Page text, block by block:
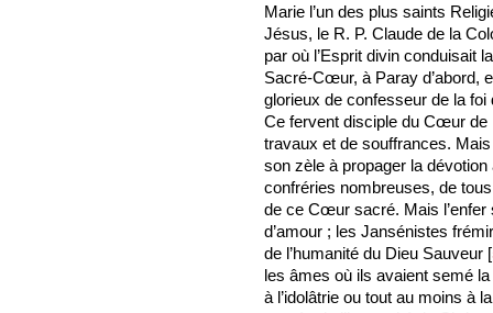
Marie l’un des plus saints
Jésus, le R. P. Claude de la
par où l’Esprit divin conduisait
Sacré-Cœur, à Paray d’abord,
glorieux de confesseur de la
Ce fervent disciple du Cœur de
travaux et de souffrances.
son zèle à propager la
confréries nombreuses, de
de ce Cœur sacré. Mais l’enfer
d’amour ; les Jansénistes
de l’humanité du Dieu Sauveur [
les âmes où ils avaient semé
à l’idolâtrie ou tout au moins à